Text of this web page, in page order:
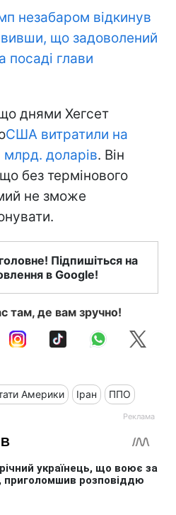
незабаром відкинув
що задоволений
посаді глави
днями Хегсет
США витратили на
млрд. доларів. Він
без термінового
не зможе
Підпишіться на
в Google!
там, де вам зручно!
Америки Іран ППО